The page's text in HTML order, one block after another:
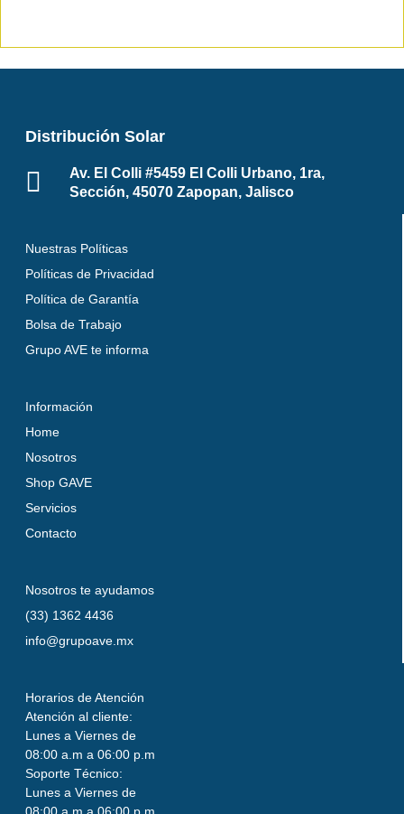
Distribución Solar
Av. El Colli #5459 El Colli Urbano, 1ra,
Sección, 45070 Zapopan, Jalisco
Nuestras Políticas
Políticas de Privacidad
Política de Garantía
Bolsa de Trabajo
Grupo AVE te informa
Información
Home
Nosotros
Shop GAVE
Servicios
Contacto
Nosotros te ayudamos
(33) 1362 4436
info@grupoave.mx
Horarios de Atención
Atención al cliente:
Lunes a Viernes de
08:00 a.m a 06:00 p.m
Soporte Técnico:
Lunes a Viernes de
08:00 a.m a 06:00 p.m